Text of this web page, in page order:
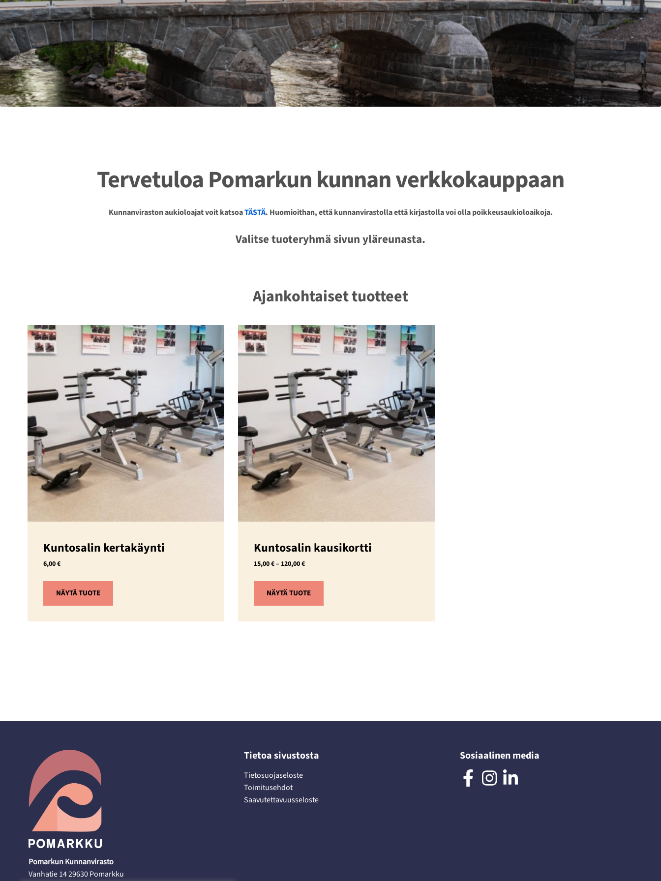
Tervetuloa Pomarkun kunnan verkkokauppaan
Kunnanviraston aukioloajat voit katsoaTÄSTÄ. Huomioithan, että kunnanvirastolla että kirjastolla voi olla poikkeusaukioloaikoja.
Valitse tuoteryhmä sivun yläreunasta.
Ajankohtaiset tuotteet
Kuntosalin kertakäynti
6,00€
NÄYTÄ TUOTE
Kuntosalin kausikortti
15,00€– 120,00€Hintaluokka:
120,00 €
NÄYTÄ TUOTE
Tällä
tuotteella
on
tehdä
valinnat
tuotteen
sivulla.
Pomarkun Kunnanvirasto
Vanhatie 14 29630 Pomarkku
Tietoa sivustosta
Tietosuojaseloste
Toimitusehdot
Saavutettavuusseloste
Sosiaalinen media